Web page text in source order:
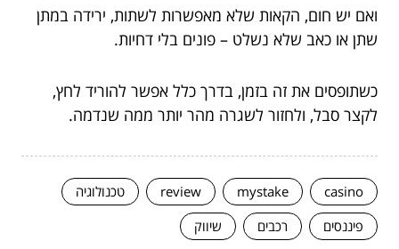
ואם יש חום, הקאות שלא מאפשרות לשתות, ירידה במתן
שתן או כאב שלא נשלט – פונים בלי דחיות.
כשתופסים את זה בזמן, בדרך כלל אפשר להוריד לחץ,
לקצר סבל, ולחזור לשגרה מהר יותר ממה שנדמה.
casino
mystake
review
טכנולוגיה
פיננסים
רכבים שיווק